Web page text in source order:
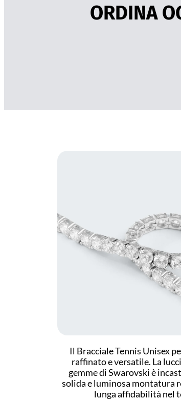
ORDINA
Il Bracciale Tennis Unisex
raffinato e versatile. La
gemme di Swarovski è
solida e luminosa montatura
lunga affidabilità nel